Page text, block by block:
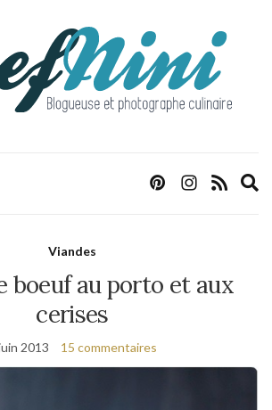
Viandes
boeuf au porto et aux
cerises
2013 15 commentaires